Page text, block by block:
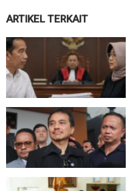
ARTIKEL TERKAIT